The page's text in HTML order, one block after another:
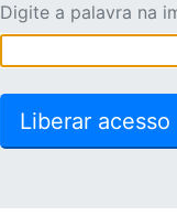
Digite a palavra na